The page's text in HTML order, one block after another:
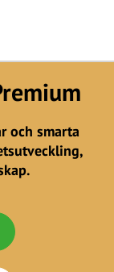
och smarta